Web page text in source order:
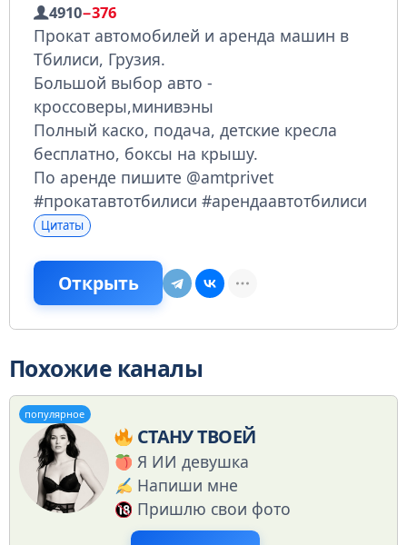
4910−376
Прокат автомобилей и аренда машин в
Тбилиси, Грузия.
Большой выбор авто -
кроссоверы,минивэны
Полный каско, подача, детские кресла
бесплатно, боксы на крышу.
По аренде пишите @amtprivet
#прокатавтотбилиси #арендаавтотбилиси
Цитаты
Открыть
Похожие каналы
популярное
СТАНУ ТВОЕЙ
Я ИИ девушка
Напиши мне
Пришлю свои фото